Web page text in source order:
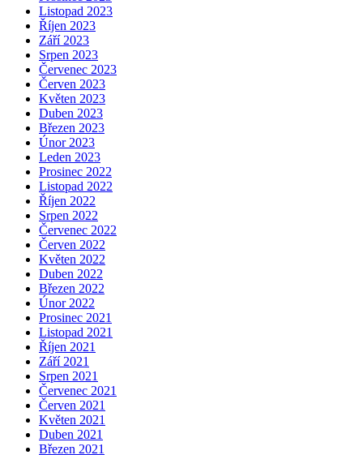
Listopad 2023
Říjen 2023
Září 2023
Srpen 2023
Červenec 2023
Červen 2023
Květen 2023
Duben 2023
Březen 2023
Únor 2023
Leden 2023
Prosinec 2022
Listopad 2022
Říjen 2022
Srpen 2022
Červenec 2022
Červen 2022
Květen 2022
Duben 2022
Březen 2022
Únor 2022
Prosinec 2021
Listopad 2021
Říjen 2021
Září 2021
Srpen 2021
Červenec 2021
Červen 2021
Květen 2021
Duben 2021
Březen 2021